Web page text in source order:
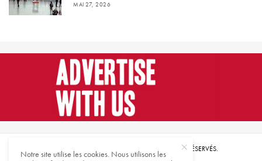
MAI 27, 2026
© 2021 HARMONIES MAGAZINE. TOUS DROITS RÉSERVÉS.
Notre site utilise les cookies. Nous utilisons les